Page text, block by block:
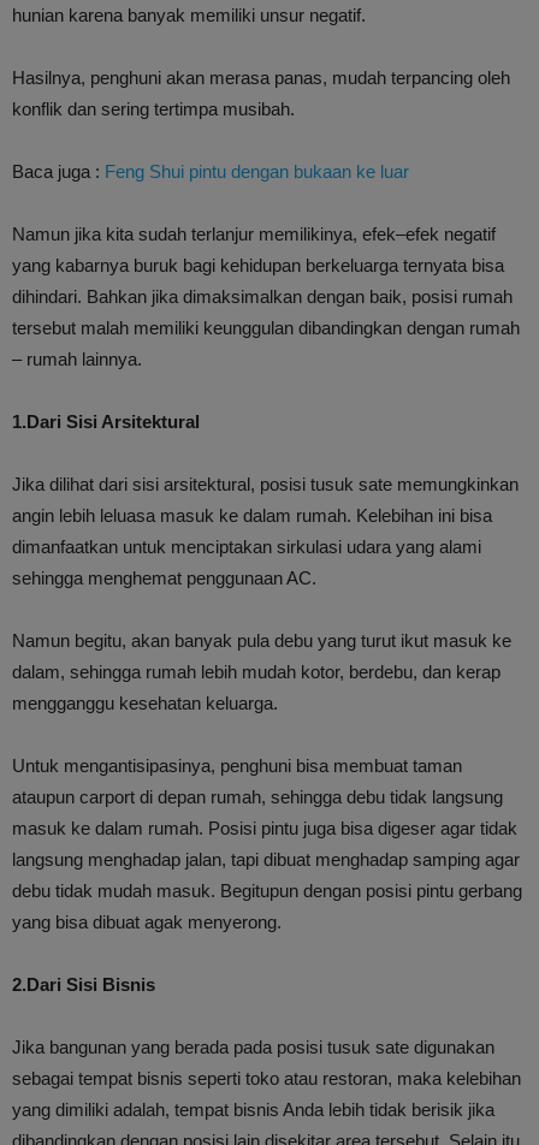
hunian karena banyak memiliki unsur negatif.
Hasilnya, penghuni akan merasa panas, mudah terpancing oleh
konflik dan sering tertimpa musibah.
Baca juga : Feng Shui pintu dengan bukaan ke luar
Namun jika kita sudah terlanjur memilikinya, efek–efek negatif
yang kabarnya buruk bagi kehidupan berkeluarga ternyata bisa
dihindari. Bahkan jika dimaksimalkan dengan baik, posisi rumah
tersebut malah memiliki keunggulan dibandingkan dengan rumah
– rumah lainnya.
1.Dari Sisi Arsitektural
Jika dilihat dari sisi arsitektural, posisi tusuk sate memungkinkan
angin lebih leluasa masuk ke dalam rumah. Kelebihan ini bisa
dimanfaatkan untuk menciptakan sirkulasi udara yang alami
sehingga menghemat penggunaan AC.
Namun begitu, akan banyak pula debu yang turut ikut masuk ke
dalam, sehingga rumah lebih mudah kotor, berdebu, dan kerap
mengganggu kesehatan keluarga.
Untuk mengantisipasinya, penghuni bisa membuat taman
ataupun carport di depan rumah, sehingga debu tidak langsung
masuk ke dalam rumah. Posisi pintu juga bisa digeser agar tidak
langsung menghadap jalan, tapi dibuat menghadap samping agar
debu tidak mudah masuk. Begitupun dengan posisi pintu gerbang
yang bisa dibuat agak menyerong.
2.Dari Sisi Bisnis
Jika bangunan yang berada pada posisi tusuk sate digunakan
sebagai tempat bisnis seperti toko atau restoran, maka kelebihan
yang dimiliki adalah, tempat bisnis Anda lebih tidak berisik jika
dibandingkan dengan posisi lain disekitar area tersebut. Selain itu,